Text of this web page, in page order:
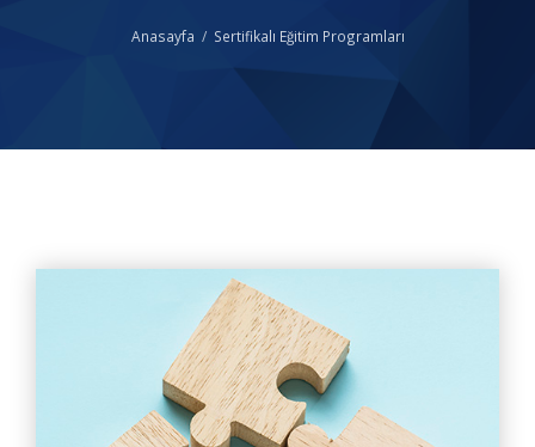
Anasayfa Sertifikalı Eğitim Programları